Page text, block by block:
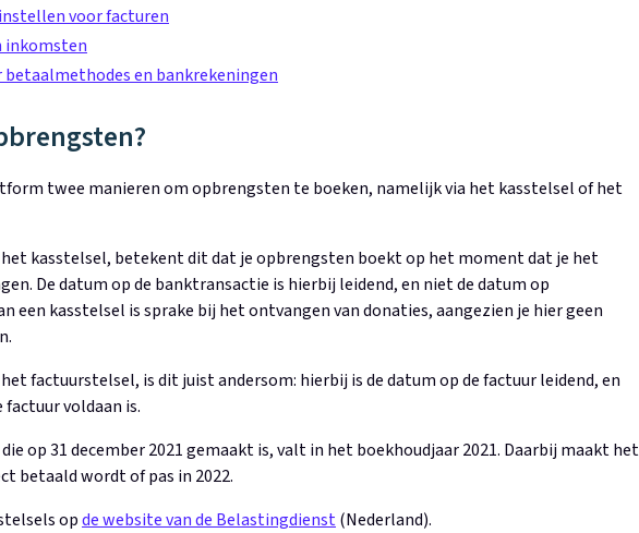
voor facturen
inkomsten
betaalmethodes en bankrekeningen
twee manieren om opbrengsten te boeken, namelijk via het kasstelsel of het
kasstelsel, betekent dit dat je opbrengsten boekt op het moment dat je het
De datum op de banktransactie is hierbij leidend, en niet de datum op
een kasstelsel is sprake bij het ontvangen van donaties, aangezien je hier geen
factuurstelsel, is dit juist andersom: hierbij is de datum op de factuur leidend, en
voldaan is.
op 31 december 2021 gemaakt is, valt in het boekhoudjaar 2021. Daarbij maakt het
betaald wordt of pas in 2022.
opde website van de Belastingdienst(Nederland).